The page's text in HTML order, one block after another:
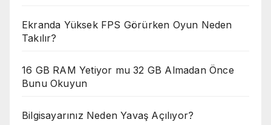
Ekranda Yüksek FPS Görürken Oyun Neden
Takılır?
16 GB RAM Yetiyor mu 32 GB Almadan Önce
Bunu Okuyun
Bilgisayarınız Neden Yavaş Açılıyor?